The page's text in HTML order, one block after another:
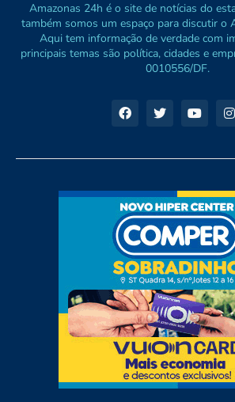
Amazonas 24h é o site de notícias do
também somos um espaço para discutir o
Aqui tem informação de verdade com
principais temas são política, cidades e
0010556/DF.